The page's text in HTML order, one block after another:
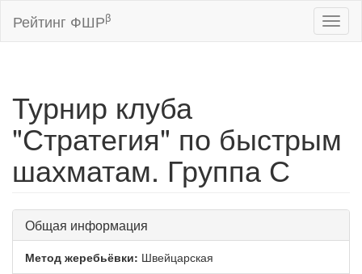
Рейтинг ФШРβ
Турнир клуба
"Стратегия" по быстрым
шахматам. Группа С
Общая информация
Метод жеребьёвки: Швейцарская